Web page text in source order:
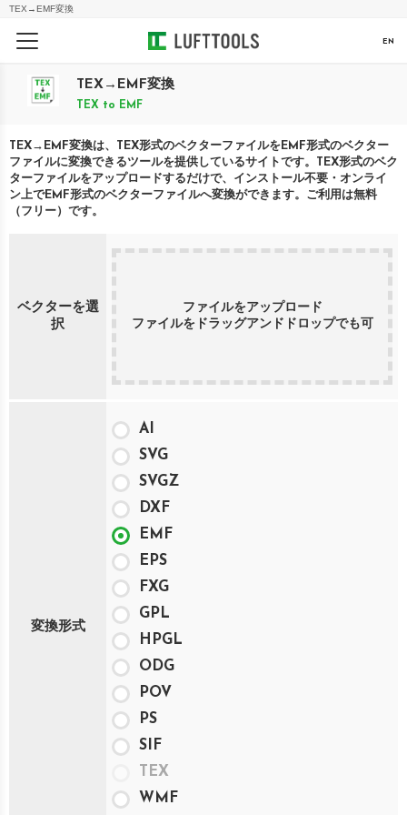
TEX →EMF変換
EN
TEX → EMF変換
TEX to EMF
TEX→ EMF変換は、 TEX形式のベクターファイルをEMF形式のベクター
ファイルに変換できるツールを提供しているサイトです。 TEX形式のベク
ターファイルをアップロードするだけで、インストール不要・オンライ
ン上でEMF形式のベクターファイルへ変換ができます。ご利用は無料
（フリー）です。
ベクターを選
択
ファイルをアップロード
ファイルをドラッグアンドドロップでも可
変換形式
AI
SVG
SVGZ
DXF
EMF
EPS
FXG
GPL
HPGL
ODG
POV
PS
SIF
TEX
WMF